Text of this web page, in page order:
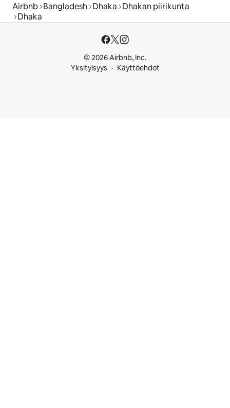
Airbnb Bangladesh Dhaka Dhakan piirikunta
Dhaka
© 2026 Airbnb, Inc.
Yksityisyys
Käyttöehdot